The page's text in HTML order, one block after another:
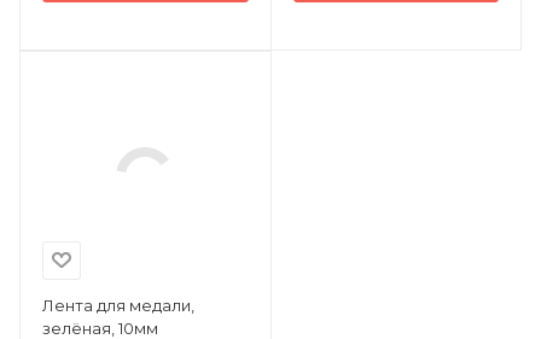
Лента для медали,
зелёная, 10мм